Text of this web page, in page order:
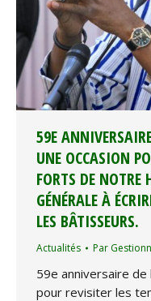
59E
UNE OCCASION
FORTS DE
GÉNÉRALE À
LES BÂTISSEURS.
Actualités Par
59e anniversaire de
pour revisiter les